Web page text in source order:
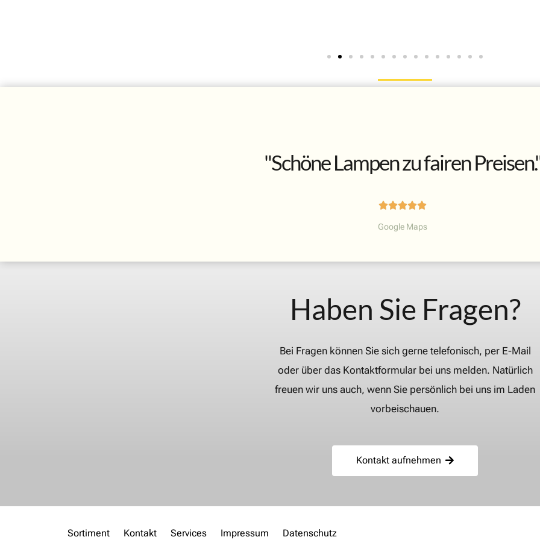
"Schöne Lampen zu fairen

Google Maps
Haben Sie Fragen?
Bei Fragen können Sie sich gerne telefonisch, per E-Mail
oder über das Kontaktformular bei uns melden. Natürlich
freuen wir uns auch, wenn Sie persönlich bei uns im Laden
vorbeischauen.
Kontakt aufnehmen
Sortiment Kontakt Services Impressum Datenschutz